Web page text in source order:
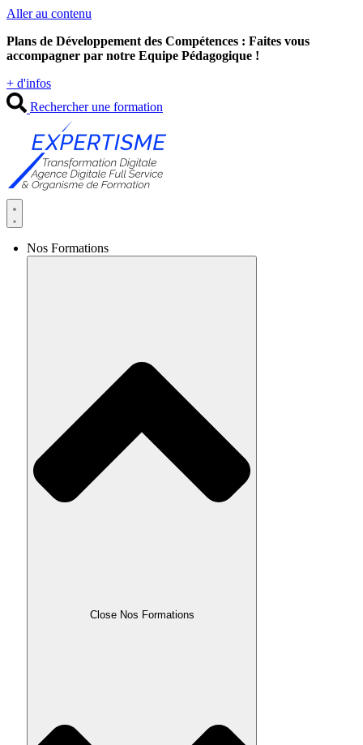
Aller au contenu
Plans de Développement des Compétences : Faites vous
accompagner par notre Equipe Pédagogique !
+ d'infos
Rechercher une formation
Nos Formations
Close Nos Formations